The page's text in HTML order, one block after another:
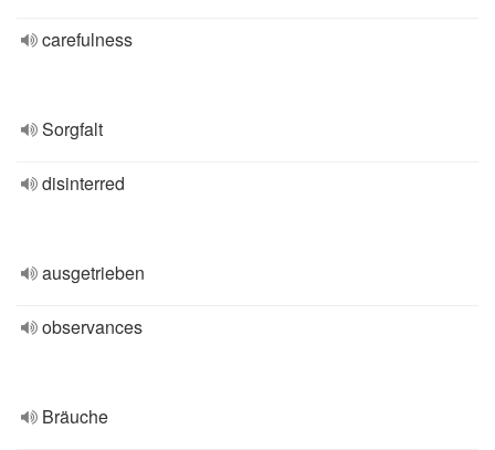
carefulness
Sorgfalt
disinterred
ausgetrieben
observances
Bräuche